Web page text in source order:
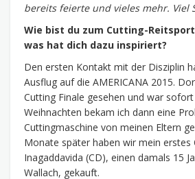
bereits feierte und vieles mehr. Viel
Wie bist du zum Cutting-
was hat dich dazu inspiriert?
Den ersten Kontakt mit der Disziplin
Ausflug auf die AMERICANA 2015.
Cutting Finale gesehen und war
Weihnachten bekam ich dann eine
Cuttingmaschine von meinen Eltern
Monate später haben wir mein erstes
Inagaddavida (CD), einen damals 15
Wallach, gekauft.